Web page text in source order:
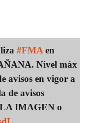
#FMA en
Nivel máx
avisos en vigor a
de avisos
IMAGEN o